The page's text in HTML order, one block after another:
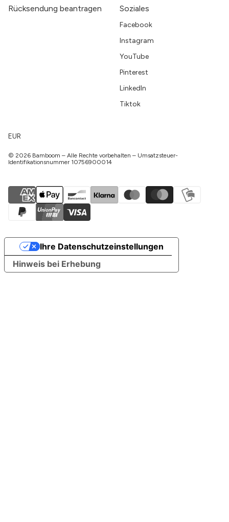
Rücksendung beantragen Soziales
Facebook
Instagram
YouTube
Pinterest
LinkedIn
Tiktok
EUR
© 2026 Bamboom – Alle Rechte vorbehalten – Umsatzsteuer-
Identifikationsnummer 10756900014
Hinweis bei Erhebung
Ihre Datenschutzeinstellungen